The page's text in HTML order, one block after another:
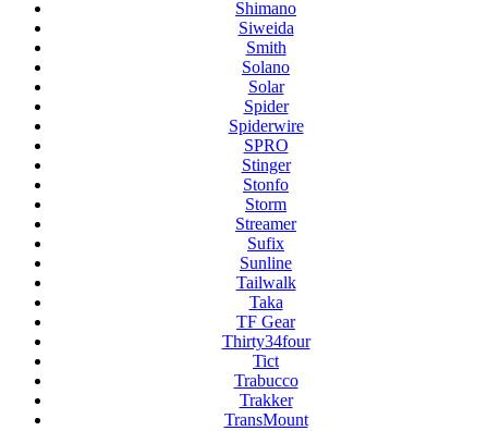
Shimano
Siweida
Smith
Solano
Solar
Spider
Spiderwire
SPRO
Stinger
Stonfo
Storm
Streamer
Sufix
Sunline
Tailwalk
Taka
TF Gear
Thirty34four
Tict
Trabucco
Trakker
TransMount